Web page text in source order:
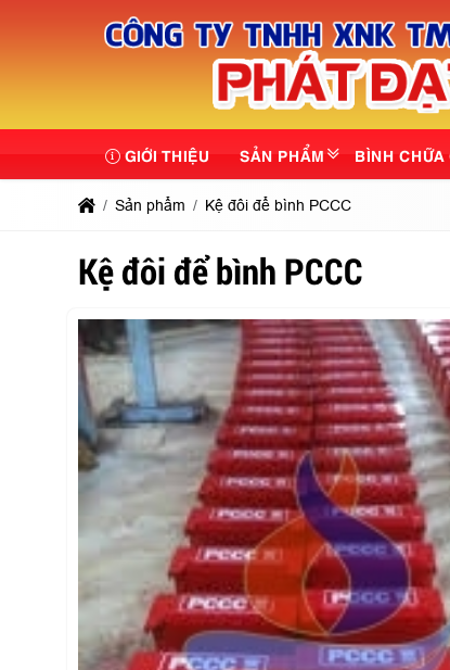
GIỚI THIỆU SẢN PHẨM BÌNH CHỮA
Sản phẩm Kệ đôi để bình PCCC
Kệ đôi để bình PCCC